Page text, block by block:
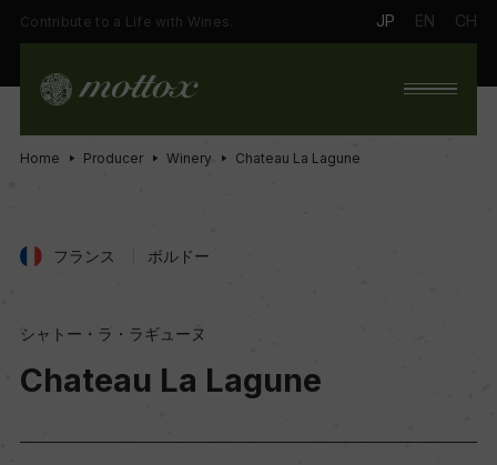
Contribute to a Life with Wines. JP EN CH
Home Producer Winery Chateau La Lagune
フランス ボルドー
シャトー・ラ・ラギューヌ
Chateau La Lagune